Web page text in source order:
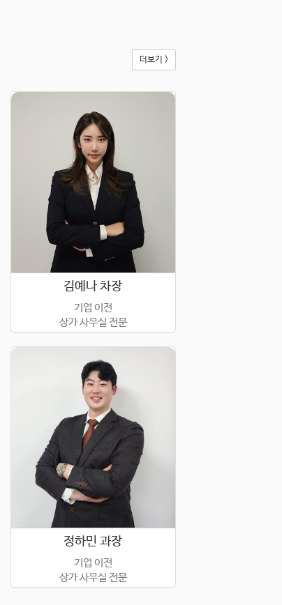
더보기 >
김예나 차장
기업 이전
상가 사무실 전문
정하민 과장
기업 이전
상가 사무실 전문